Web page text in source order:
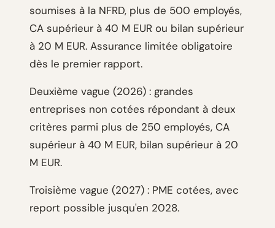
soumises à la NFRD, plus de 500 employés,
CA supérieur à 40 M EUR ou bilan supérieur
à 20 M EUR. Assurance limitée obligatoire
dès le premier rapport.
Deuxième vague (2026) : grandes
entreprises non cotées répondant à deux
critères parmi plus de 250 employés, CA
supérieur à 40 M EUR, bilan supérieur à 20
M EUR.
Troisième vague (2027) : PME cotées, avec
report possible jusqu'en 2028.